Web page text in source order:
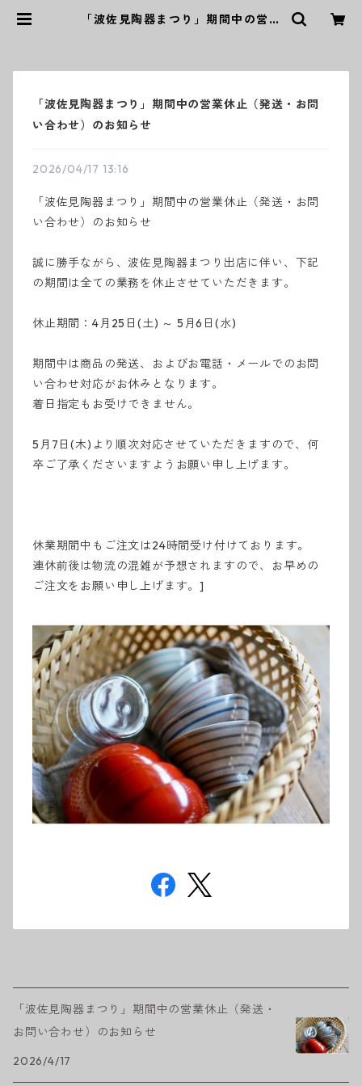
「波佐見陶器まつり」期間中の営業
「波佐見陶器まつり」期間中の営業休止（発送・お問
い合わせ）のお知らせ
2026/04/17 13:16
「波佐見陶器まつり」期間中の営業休止（発送・お問
い合わせ）のお知らせ
誠に勝手ながら、波佐見陶器まつり出店に伴い、下記
の期間は全ての業務を休止させていただきます。
休止期間：4月25日(土) ～ 5月6日(水)
期間中は商品の発送、およびお電話・メールでのお問
い合わせ対応がお休みとなります。
着日指定もお受けできません。
5月7日(木)より順次対応させていただきますので、何
卒ご了承くださいますようお願い申し上げます。
休業期間中もご注文は24時間受け付けております。
連休前後は物流の混雑が予想されますので、お早めの
ご注文をお願い申し上げます。]
「波佐見陶器まつり」期間中の営業休止（発送・
お問い合わせ）のお知らせ
2026/4/17